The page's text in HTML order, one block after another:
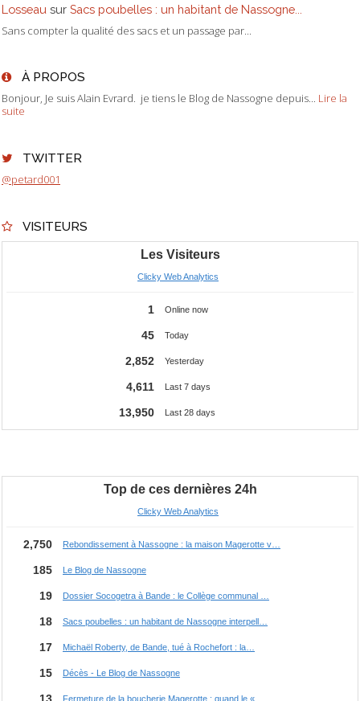
Losseau sur Sacs poubelles : un habitant de Nassogne...
Sans compter la qualité des sacs et un passage par...
À PROPOS
Bonjour, Je suis Alain Evrard. je tiens le Blog de Nassogne depuis... Lire la
suite
TWITTER
@petard001
VISITEURS